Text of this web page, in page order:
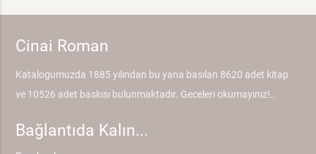
Cinai Roman
Katalogumuzda 1885 yılından bu yana basılan 8620 adet kitap
ve 10526 adet baskısı bulunmaktadır. Geceleri okumayınız!..
Bağlantıda Kalın...